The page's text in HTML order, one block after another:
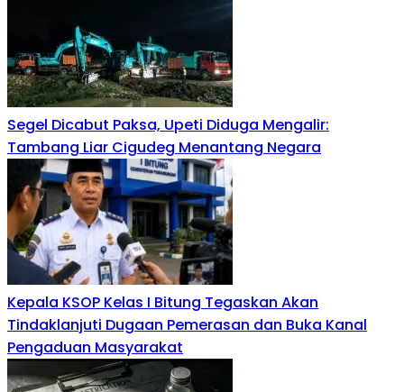
Segel Dicabut Paksa, Upeti Diduga Mengalir:
Tambang Liar Cigudeg Menantang Negara
Kepala KSOP Kelas I Bitung Tegaskan Akan
Tindaklanjuti Dugaan Pemerasan dan Buka Kanal
Pengaduan Masyarakat